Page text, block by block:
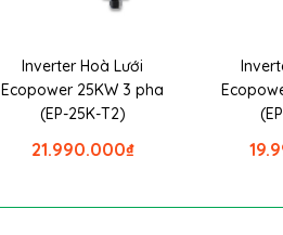
Inverter Hoà Lưới
Ecopower 25KW 3 pha
(EP-25K-T2)
₫
21.990.000